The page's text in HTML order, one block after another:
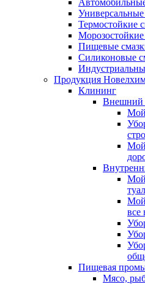
Универсальные
Термостойкие
Морозостойкие
Пищевые
Силиконовые
Продукция
Клининг
Внешний
все
Пищевая
Мясо,